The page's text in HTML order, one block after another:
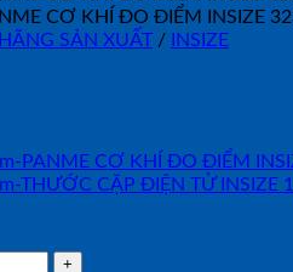
HÃNG SẢN XUẤT / INSIZE